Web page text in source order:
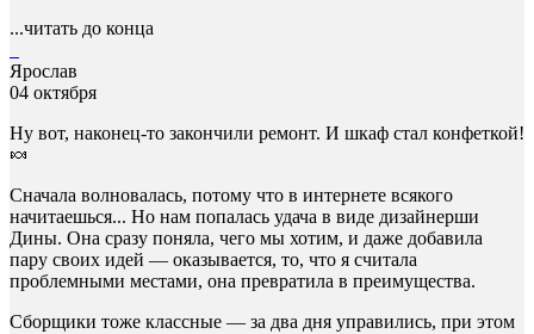
...читать до конца
Ярослав
04 октября
Ну вот, наконец-то закончили ремонт. И шкаф стал конфеткой!
🍬
Сначала волновалась, потому что в интернете всякого
начитаешься... Но нам попалась удача в виде дизайнерши
Дины. Она сразу поняла, чего мы хотим, и даже добавила
пару своих идей — оказывается, то, что я считала
проблемными местами, она превратила в преимущества.
Сборщики тоже классные — за два дня управились, при этом